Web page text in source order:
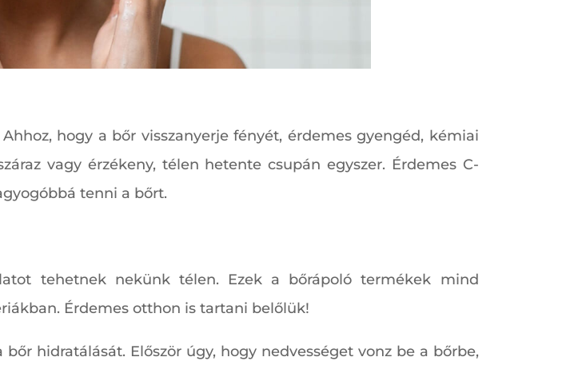
hogy a bőr visszanyerje fényét, érdemes gyengéd, kémiai
vagy érzékeny, télen hetente csupán egyszer. Érdemes C-
tenni a bőrt.
tehetnek nekünk télen. Ezek a bőrápoló termékek mind
Érdemes otthon is tartani belőlük!
hidratálását. Először úgy, hogy nedvességet vonz be a bőrbe,